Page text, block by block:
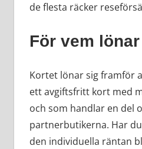
de flesta räcker
För vem
Kortet lönar sig framför
ett avgiftsfritt kort med
och som handlar en del
partnerbutikerna. Har
den individuella räntan